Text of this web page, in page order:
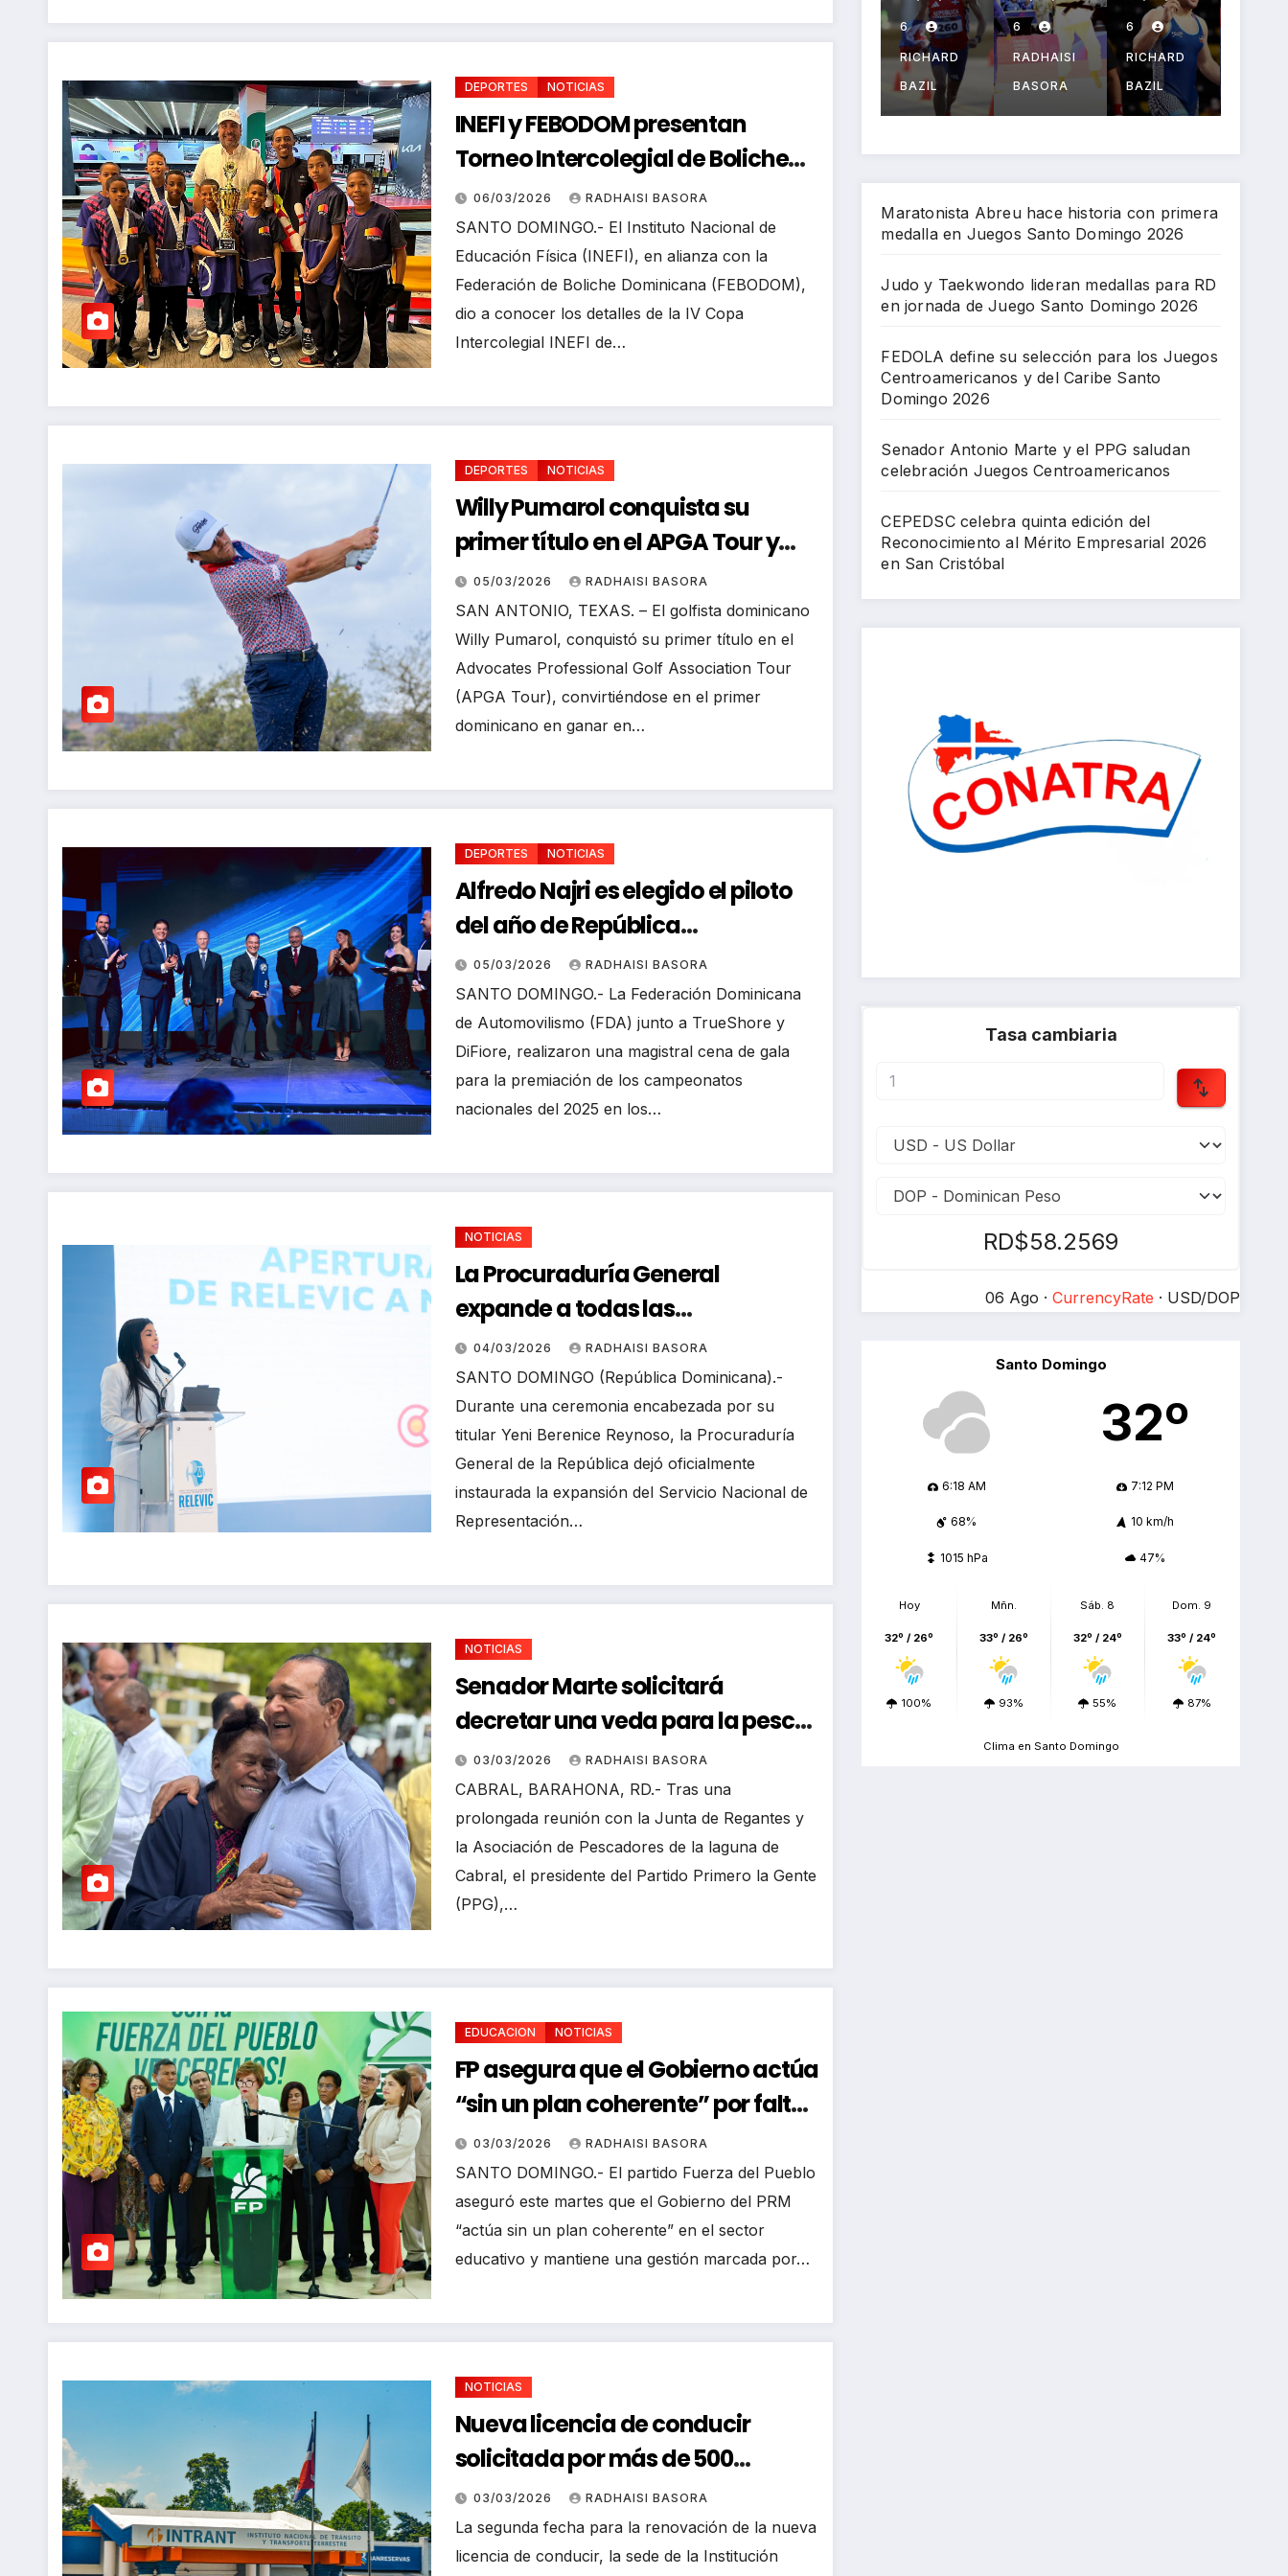
DEPORTES NOTICIAS
INEFI y FEBODOM presentan
Torneo Intercolegial de Boliche
2026
06/03/2026 RADHAISI BASORA
SANTO DOMINGO.- El Instituto Nacional de
Educación Física (INEFI), en alianza con la
Federación de Boliche Dominicana (FEBODOM),
dio a conocer los detalles de la IV Copa
Intercolegial INEFI de…
DEPORTES NOTICIAS
Willy Pumarol conquista su
primer título en el APGA Tour y
hace historia para RD
05/03/2026 RADHAISI BASORA
SAN ANTONIO, TEXAS. – El golfista dominicano
Willy Pumarol, conquistó su primer título en el
Advocates Professional Golf Association Tour
(APGA Tour), convirtiéndose en el primer
dominicano en ganar en…
DEPORTES NOTICIAS
Alfredo Najri es elegido el piloto
del año de República
Dominicana
05/03/2026 RADHAISI BASORA
SANTO DOMINGO.- La Federación Dominicana
de Automovilismo (FDA) junto a TrueShore y
DiFiore, realizaron una magistral cena de gala
para la premiación de los campeonatos
nacionales del 2025 en los…
NOTICIAS
La Procuraduría General
expande a todas las
jurisdicciones del país su servicio
de asistencia legal a las víctimas
04/03/2026 RADHAISI BASORA
SANTO DOMINGO (República Dominicana).-
Durante una ceremonia encabezada por su
titular Yeni Berenice Reynoso, la Procuraduría
General de la República dejó oficialmente
instaurada la expansión del Servicio Nacional de
Representación…
NOTICIAS
Senador Marte solicitará
decretar una veda para la pesca
en la laguna de Cabral
03/03/2026 RADHAISI BASORA
CABRAL, BARAHONA, RD.- Tras una
prolongada reunión con la Junta de Regantes y
la Asociación de Pescadores de la laguna de
Cabral, el presidente del Partido Primero la Gente
(PPG),…
EDUCACION NOTICIAS
FP asegura que el Gobierno actúa
“sin un plan coherente” por falta
de visión en Educación
03/03/2026 RADHAISI BASORA
SANTO DOMINGO.- El partido Fuerza del Pueblo
aseguró este martes que el Gobierno del PRM
“actúa sin un plan coherente” en el sector
educativo y mantiene una gestión marcada por…
NOTICIAS
Nueva licencia de conducir
solicitada por más de 500
usuarios al día
03/03/2026 RADHAISI BASORA
La segunda fecha para la renovación de la nueva
licencia de conducir, la sede de la Institución
a con
primer
s
6 medal
las
para
RD en
jornad
Santo
Domin
go
6
RADHAISI
BASORA
ión
para
los
Juego
s
canos
y del
Caribe
Domin
go
6
RICHARD
BAZIL
y el
PPG
salud
an
celebr
s
Centro
ameri
6
RADHAISI
BASORA
Maratonista Abreu hace historia con primera
medalla en Juegos Santo Domingo 2026
Judo y Taekwondo lideran medallas para RD
en jornada de Juego Santo Domingo 2026
FEDOLA define su selección para los Juegos
Centroamericanos y del Caribe Santo
Domingo 2026
Senador Antonio Marte y el PPG saludan
celebración Juegos Centroamericanos
CEPEDSC celebra quinta edición del
Reconocimiento al Mérito Empresarial 2026
en San Cristóbal
Tasa cambiaria
RD$58.2569
06 Ago · CurrencyRate · USD/DOP
Santo Domingo
32º
6:18 AM 7:12 PM
68% 10 km/h
1015 hPa 47%
Hoy
32º / 26º
100%
Mñn.
33º / 26º
93%
Sáb. 8
32º / 24º
55%
Dom. 9
33º / 24º
87%
Clima en Santo Domingo